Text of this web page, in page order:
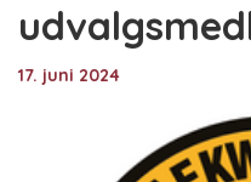
17. juni 2024